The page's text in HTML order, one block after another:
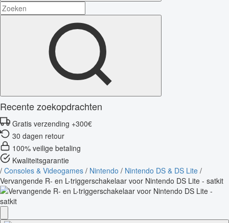
Recente zoekopdrachten
Gratis verzending +300€
30 dagen retour
100% veilige betaling
Kwaliteitsgarantie
/ Consoles & Videogames / Nintendo / Nintendo DS & DS Lite /
Vervangende R- en L-triggerschakelaar voor Nintendo DS Lite - satkit